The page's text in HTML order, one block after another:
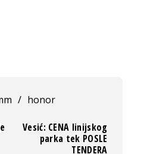
/ honor
Vesić: CENA linijskog
parka tek POSLE
TENDERA